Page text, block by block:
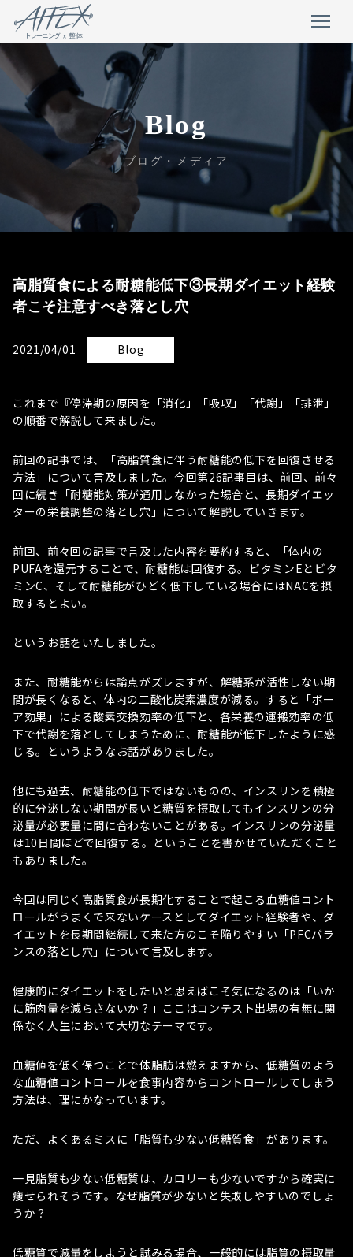
Blog
ブログ・メディア
高脂質食による耐糖能低下③長期ダイエット経験
者こそ注意すべき落とし穴
2021/04/01 Blog
これまで『停滞期の原因を「消化」「吸収」「代謝」「排泄」
の順番で解説して来ました。
前回の記事では、「高脂質食に伴う耐糖能の低下を回復させる
方法」について言及しました。今回第26記事目は、前回、前々
回に続き「耐糖能対策が通用しなかった場合と、長期ダイエッ
ターの栄養調整の落とし穴」について解説していきます。
前回、前々回の記事で言及した内容を要約すると、「体内の
PUFAを還元することで、耐糖能は回復する。ビタミンEとビタ
ミンC、そして耐糖能がひどく低下している場合にはNACを摂
取するとよい。
というお話をいたしました。
また、耐糖能からは論点がズレますが、解糖系が活性しない期
間が長くなると、体内の二酸化炭素濃度が減る。すると「ボー
ア効果」による酸素交換効率の低下と、各栄養の運搬効率の低
下で代謝を落としてしまうために、耐糖能が低下したように感
じる。というようなお話がありました。
他にも過去、耐糖能の低下ではないものの、インスリンを積極
的に分泌しない期間が長いと糖質を摂取してもインスリンの分
泌量が必要量に間に合わないことがある。インスリンの分泌量
は10日間ほどで回復する。ということを書かせていただくこと
もありました。
今回は同じく高脂質食が長期化することで起こる血糖値コント
ロールがうまくで来ないケースとしてダイエット経験者や、ダ
イエットを長期間継続して来た方のこそ陥りやすい「PFCバラ
ンスの落とし穴」について言及します。
健康的にダイエットをしたいと思えばこそ気になるのは「いか
に筋肉量を減らさないか？」ここはコンテスト出場の有無に関
係なく人生において大切なテーマです。
血糖値を低く保つことで体脂肪は燃えますから、低糖質のよう
な血糖値コントロールを食事内容からコントロールしてしまう
方法は、理にかなっています。
ただ、よくあるミスに「脂質も少ない低糖質食」があります。
一見脂質も少ない低糖質は、カロリーも少ないですから確実に
痩せられそうです。なぜ脂質が少ないと失敗しやすいのでしょ
うか？
低糖質で減量をしようと試みる場合、一般的には脂質の摂取量